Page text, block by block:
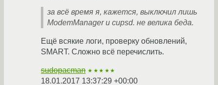
за всё время я, кажется, выключил лишь
ModemManager и cupsd. не велика беда.
Ещё всякие логи, проверку обновлений,
SMART. Сложно всё перечислить.
sudopacman ★★★★★
18.01.2017 13:37:29 +00:00